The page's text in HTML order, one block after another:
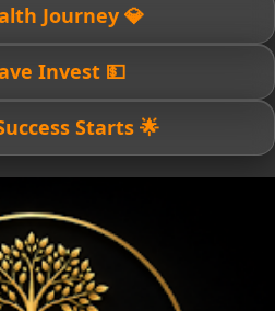
💎 Your Wealth Journey
💵 Earn Save Invest
🌟 Financial Success Starts